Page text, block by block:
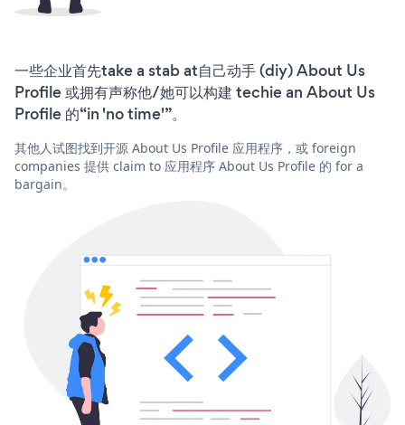
一些企业首先take a stab at自己动手 (diy) About Us
Profile 或拥有声称他/她可以构建 techie an About Us
Profile 的“in 'no time'”。
其他人试图找到开源 About Us Profile 应用程序，或 foreign
companies 提供 claim to 应用程序 About Us Profile 的 for a
bargain。